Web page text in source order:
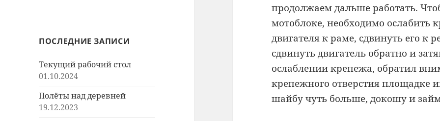
ПОСЛЕДНИЕ ЗАПИСИ
Текущий рабочий стол
01.10.2024
Полёты над деревней
19.12.2023
продолжаем дальше работать.
мотоблоке, необходимо ослабить
двигателя к раме, сдвинуть его к
сдвинуть двигатель обратно и
ослаблении крепежа, обратил
крепежного отверстия площадке
шайбу чуть больше, докошу и